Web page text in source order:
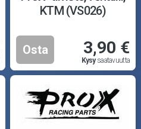
KTM (VS026)
Osta 3,90 €
Kysysaatavuutta